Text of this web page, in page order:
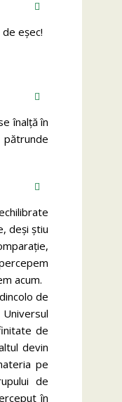
eşec!
înalţă în
deși știu
acum.
de
de
devin
pe
de
în